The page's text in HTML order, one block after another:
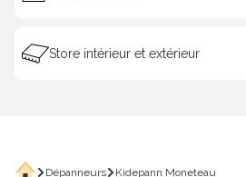
Store intérieur et extérieur
Accueil
Dépanneurs Kidepann Moneteau